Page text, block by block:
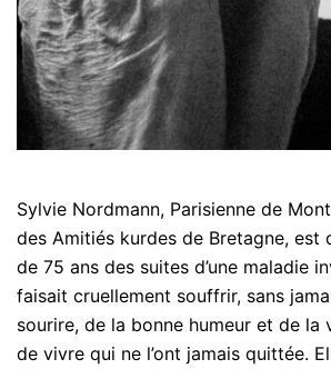
Sylvie Nordmann, Parisienne de
des Amitiés kurdes de Bretagne, est
de 75 ans des suites d’une maladie
faisait cruellement souffrir, sans
sourire, de la bonne humeur et de la
de vivre qui ne l’ont jamais quittée.